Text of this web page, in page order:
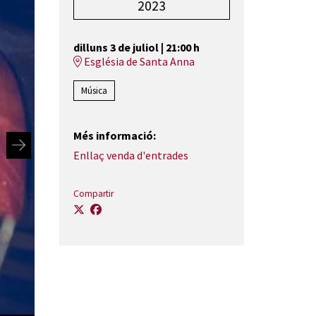
2023
dilluns 3 de juliol| 21:00 h
Església de Santa Anna
Música
Més informació:
Enllaç venda d'entrades
Compartir